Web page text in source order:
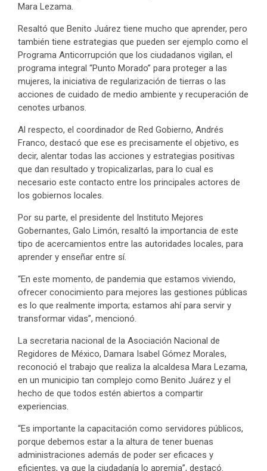
Mara Lezama.
Resaltó que Benito Juárez tiene mucho que aprender, pero
también tiene estrategias que pueden ser ejemplo como el
Programa Anticorrupción que los ciudadanos vigilan, el
programa integral “Punto Morado” para proteger a las
mujeres, la iniciativa de regularización de tierras o las
acciones de cuidado de medio ambiente y recuperación de
cenotes urbanos.
Al respecto, el coordinador de Red Gobierno, Andrés
Franco, destacó que ese es precisamente el objetivo, es
decir, alentar todas las acciones y estrategias positivas
que dan resultado y tropicalizarlas, para lo cual es
necesario este contacto entre los principales actores de
los gobiernos locales.
Por su parte, el presidente del Instituto Mejores
Gobernantes, Galo Limón, resaltó la importancia de este
tipo de acercamientos entre las autoridades locales, para
aprender y enseñar entre sí.
“En este momento, de pandemia que estamos viviendo,
ofrecer conocimiento para mejores las gestiones públicas
es lo que realmente importa; estamos ahí para servir y
transformar vidas”, mencionó.
La secretaria nacional de la Asociación Nacional de
Regidores de México, Damara Isabel Gómez Morales,
reconoció el trabajo que realiza la alcaldesa Mara Lezama,
en un municipio tan complejo como Benito Juárez y el
hecho de que todos estén abiertos a compartir
experiencias.
“Es importante la capacitación como servidores públicos,
porque debemos estar a la altura de tener buenas
administraciones además de poder ser eficaces y
eficientes, ya que la ciudadanía lo apremia”, destacó.